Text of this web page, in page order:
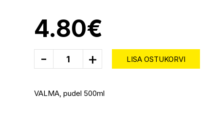
4.80€
- + LISA OSTUKORVI
VALMA, pudel 500ml